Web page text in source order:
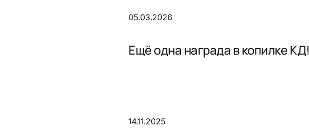
05.03.2026
Ещё одна награда в копилке КД!
14.11.2025